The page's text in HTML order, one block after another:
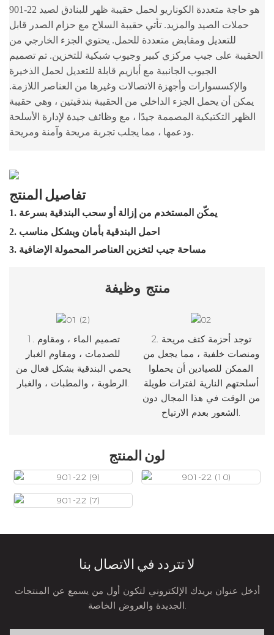
901-22 هو حاجة متعددة الكوناريو لحمل حقيبة ظهر للبنادق لصيد
حملات الصيد والمزيد. تأتي حقيبة السلاح مع حزام الصدر قابل
للتعديل ومقابض متعددة للحمل. يحتوي الجزء الخارجي من
الحقيبة على جيب مركزي كبير وجيوب شبكية للتخزين. تم تصميم
الجيوب الجانبية مع أبازيم قابلة للتعديل لحمل الذخيرة
والإكسسوارات وأجهزة الاتصالات وغيرها من العناصر اللازمة.
يمكن أن يحمل الجزء الداخلي من الحقيبة بندقيتين ، وهي حقيبة
الظهر التكتيكية المصممة جيدًا ، مع وظائف جيدة لإدارة الأسلحة
ودعمها ، مما يجلب تجربة مريحة وآمنة ومريحة.
تفاصيل المنتج
1. يمكّن المستخدم من إزالة أو سحب البندقية بسرعة
2. احمل البندقية بأمان وبشكل مناسب
3. مساحة جيب لتخزين العناصر المحمولة الإضافية
منتج وظيفة
1. تصميم الماء ، ومقاوم
للصدمات ، ومقاوم الغبار
يحمي البندقية بشكل فعال من
2. توجد أحزمة كتف مريحة
ومنصات خلفية ، مما يجعل من
الممكن للصيادين أن يحملوا
أسلحتهم النارية لفترات طويلة
من الوقت في هذا المجال دون
لون المنتج
لا تتردد في الاتصال بنا
أدخل عنوان بريدك الإلكتروني لتكون أول من يسمع عن المنتجات
الجديدة والعروض الخاصة.